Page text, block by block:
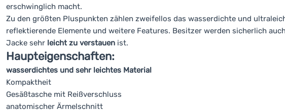
erschwinglich macht.
Zu den größten Pluspunkten zählen zweifellos das wasserdichte und
reflektierende Elemente und weitere Features. Besitzer werden sicherlich
Jacke sehr leicht zu verstauen ist.
Haupteigenschaften:
wasserdichtes und sehr leichtes Material
Kompaktheit
Gesäßtasche mit Reißverschluss
anatomischer Ärmelschnitt